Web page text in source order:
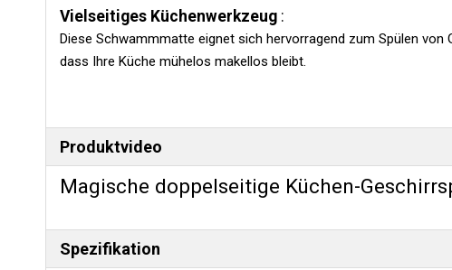
Vielseitiges Küchenwerkzeug :
Diese Schwammmatte eignet sich hervorragend zum Spülen von
dass Ihre Küche mühelos makellos bleibt.
Produktvideo
Magische doppelseitige Küchen-
Spezifikation